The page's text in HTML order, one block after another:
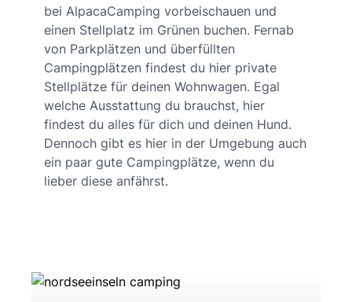
bei AlpacaCamping vorbeischauen und
einen Stellplatz im Grünen buchen. Fernab
von Parkplätzen und überfüllten
Campingplätzen findest du hier private
Stellplätze für deinen Wohnwagen. Egal
welche Ausstattung du brauchst, hier
findest du alles für dich und deinen Hund.
Dennoch gibt es hier in der Umgebung auch
ein paar gute Campingplätze, wenn du
lieber diese anfährst.